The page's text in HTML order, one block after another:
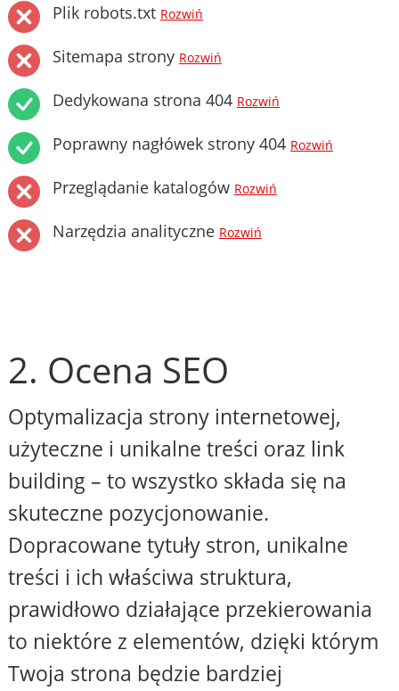
Plik robots.txt Rozwiń
Sitemapa strony Rozwiń
Dedykowana strona 404 Rozwiń
Poprawny nagłówek strony 404 Rozwiń
Przeglądanie katalogów Rozwiń
Narzędzia analityczne Rozwiń
2. Ocena SEO
Optymalizacja strony internetowej,
użyteczne i unikalne treści oraz link
building – to wszystko składa się na
skuteczne pozycjonowanie.
Dopracowane tytuły stron, unikalne
treści i ich właściwa struktura,
prawidłowo działające przekierowania
to niektóre z elementów, dzięki którym
Twoja strona będzie bardziej